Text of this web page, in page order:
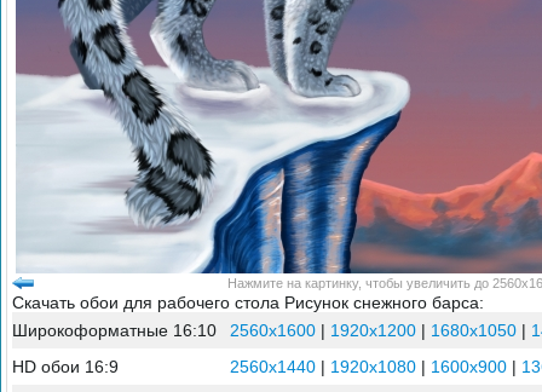
Нажмите на картинку, чтобы увеличить до
Скачать обои для рабочего стола Рисунок снежного барса:
Широкоформатные 16:10
2560x1600 | 1920x1200 | 1680x1050 |
HD обои 16:9
2560x1440 | 1920x1080 | 1600x900 |